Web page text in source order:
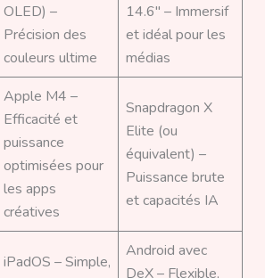
OLED) –
Précision des
couleurs ultime
14.6″ – Immersif
et idéal pour les
médias
Apple M4 –
Efficacité et
puissance
optimisées pour
les apps
créatives
Snapdragon X
Elite (ou
équivalent) –
Puissance brute
et capacités IA
iPadOS – Simple,
Android avec
DeX – Flexible,